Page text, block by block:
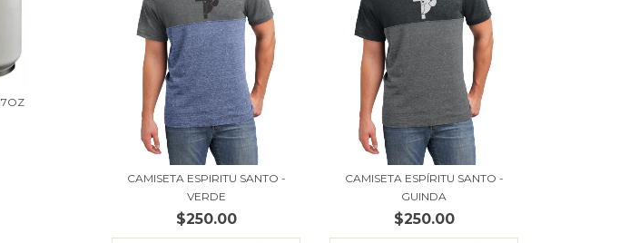
CAMISETA ESPIRITU SANTO -
VERDE
$250.00
CAMISETA ESPÍRITU SANTO -
GUINDA
$250.00